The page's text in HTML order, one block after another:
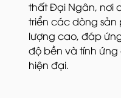
thất Đại Ngân, nơi
triển các dòng sản
lượng cao, đáp
độ bền và tính
hiện đại.